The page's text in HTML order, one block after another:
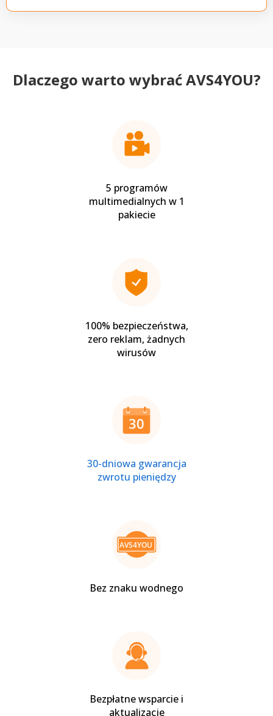
Dlaczego warto wybrać AVS4YOU?
5 programów
multimedialnych w 1
pakiecie
100% bezpieczeństwa,
zero reklam, żadnych
wirusów
30-dniowa gwarancja
zwrotu pieniędzy
Bez znaku wodnego
Bezpłatne wsparcie i
aktualizacje